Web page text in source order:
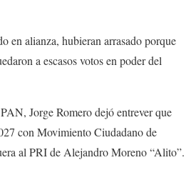
en alianza, hubieran arrasado porque
a escasos votos en poder del
Jorge Romero dejó entrever que
con Movimiento Ciudadano de
al PRI de Alejandro Moreno “Alito”.